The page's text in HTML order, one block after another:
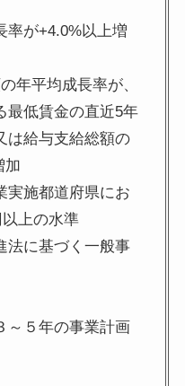
が+4.0%以上増
年平均成長率が、
最低賃金の直近5年
は給与支給総額の
加
施都道府県にお
上の水準
に基づく一般事
～５年の事業計画